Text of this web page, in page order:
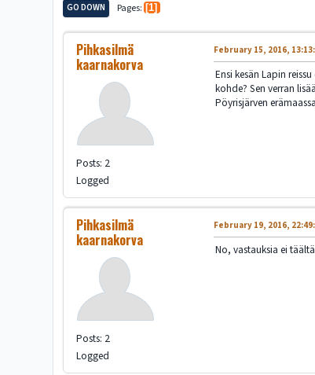
GO DOWN Pages 1
Pihkasilmä
kaarnakorva
Posts: 2
Logged
February 15, 2016,
Ensi kesän Lapin
kohde? Sen verran
Pöyrisjärven
Pihkasilmä
kaarnakorva
Posts: 2
Logged
February 19, 2016,
No, vastauksia ei